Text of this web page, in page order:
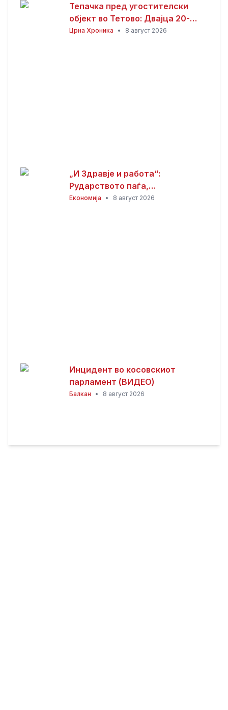
Тепачка пред угостителски
објект во Тетово: Двајца 20-
годишници избодени со нож,
Црна Хроника • 8 август 2026
„И Здравје и работа“:
Рударството паѓа,
инвестициите стојат –
Економија • 8 август 2026
Инцидент во косовскиот
парламент (ВИДЕО)
Балкан • 8 август 2026